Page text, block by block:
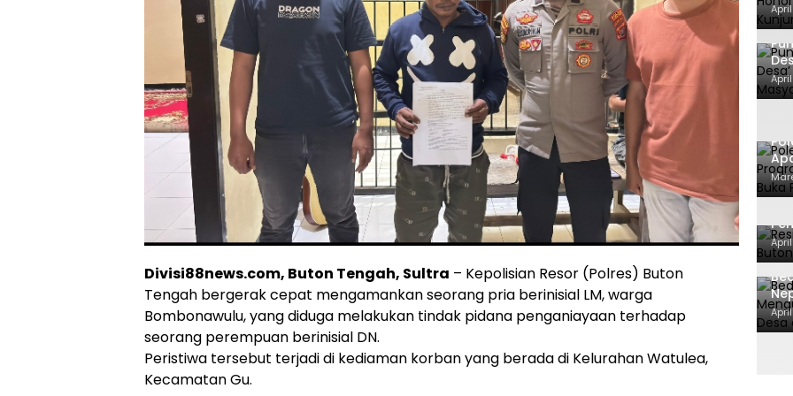
Divisi88news.com, Buton Tengah, Sultra – Kepolisian Resor (Polres) Buton
Tengah bergerak cepat mengamankan seorang pria berinisial LM, warga
Bombonawulu, yang diduga melakukan tindak pidana penganiayaan terhadap
seorang perempuan berinisial DN.
Peristiwa tersebut terjadi di kediaman korban yang berada di Kelurahan Watulea,
Kecamatan Gu.